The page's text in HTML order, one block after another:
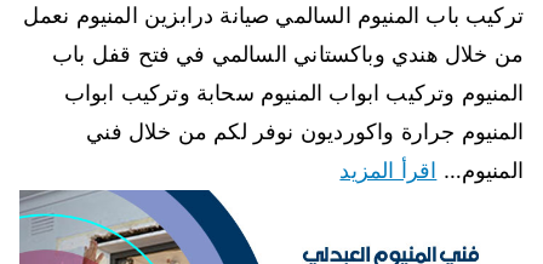
تركيب باب المنيوم السالمي صيانة درابزين المنيوم نعمل
من خلال هندي وباكستاني السالمي في فتح قفل باب
المنيوم وتركيب ابواب المنيوم سحابة وتركيب ابواب
المنيوم جرارة واكورديون نوفر لكم من خلال فني
المنيوم… اقرأ المزيد